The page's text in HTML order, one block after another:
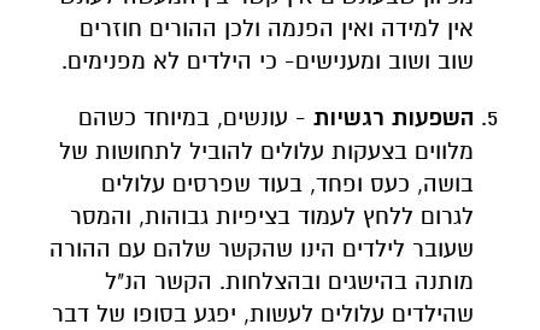
אין למידה ואין הפנמה ולכן ההורים חוזרים
שוב ושוב ומענישים- כי הילדים לא מפנימים.
השפעות רגשיות - עונשים, במיוחד כשהם
מלווים בצעקות עלולים להוביל לתחושות של
בושה, כעס ופחד, בעוד שפרסים עלולים
לגרום ללחץ לעמוד בציפיות גבוהות, והמסר
שעובר לילדים הינו שהקשר שלהם עם ההורה
מותנה בהישגים ובהצלחות. הקשר הנ"ל
שהילדים עלולים לעשות, יפגע בסופו של דבר